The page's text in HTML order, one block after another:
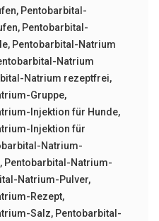
, Pentobarbital-
, Pentobarbital-
, Pentobarbital-Natrium
Natrium
Natrium rezeptfrei,
Gruppe,
Injektion für Hunde,
Injektion für
Natrium-
, Pentobarbital-Natrium-
Natrium-Pulver,
Rezept,
Salz, Pentobarbital-